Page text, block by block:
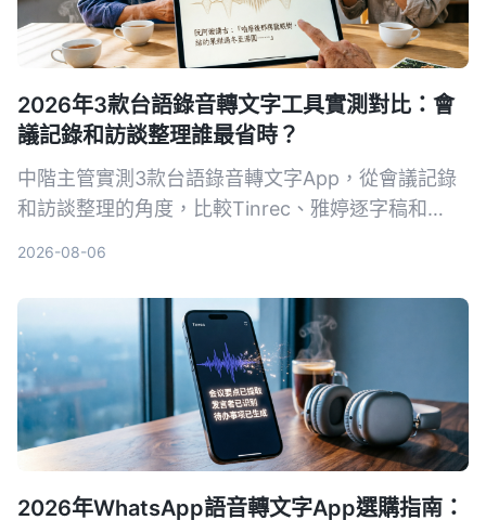
2026年3款台語錄音轉文字工具實測對比：會
議記錄和訪談整理誰最省時？
中階主管實測3款台語錄音轉文字App，從會議記錄
和訪談整理的角度，比較Tinrec、雅婷逐字稿和
2026-08-06
2026年WhatsApp語音轉文字App選購指南：